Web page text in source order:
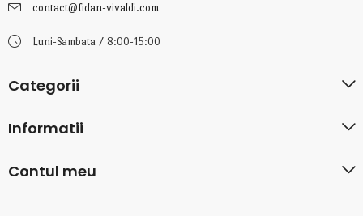
contact@fidan-vivaldi.com
Luni-Sambata / 8:00-15:00
Categorii
Informatii
Contul meu